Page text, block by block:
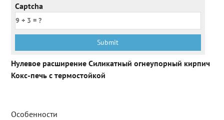
Captcha
Нулевое расширение Силикатный огнеупорный кирпич
Кокс-печь с термостойкой
Особенности